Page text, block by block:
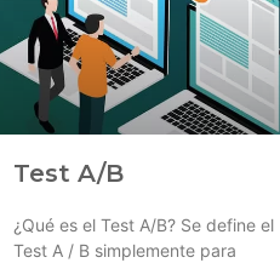
Test A/B
¿Qué es el Test A/B? Se define el
Test A / B simplemente para